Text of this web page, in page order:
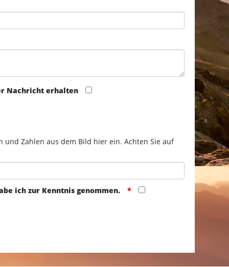
Nachricht erhalten
und Zahlen aus dem Bild hier ein. Achten Sie auf
ich zur Kenntnis genommen.